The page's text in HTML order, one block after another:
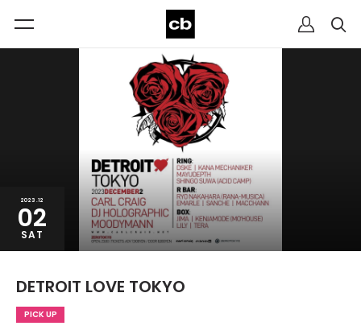
2023.12
02
SAT
DETROIT LOVE TOKYO
PICK UP